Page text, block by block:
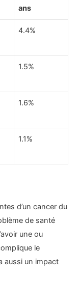
ans
4.4%
1.5%
1.6%
1.1%
d’un cancer du
de santé
une ou
le
aussi un impact